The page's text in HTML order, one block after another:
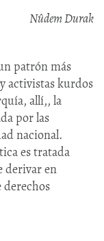
Nûdem Durak​
patrón más
activistas kurdos
allí,, la
por las
nacional.
es tratada
derivar en